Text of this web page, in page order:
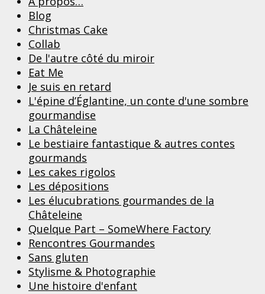
Blog
Christmas Cake
Collab
De l'autre côté du miroir
Eat Me
Je suis en retard
L'épine d’Églantine, un conte d'une sombre
gourmandise
La Châteleine
Le bestiaire fantastique & autres contes
gourmands
Les cakes rigolos
Les dépositions
Les élucubrations gourmandes de la
Châteleine
Quelque Part – SomeWhere Factory
Rencontres Gourmandes
Sans gluten
Stylisme & Photographie
Une histoire d'enfant